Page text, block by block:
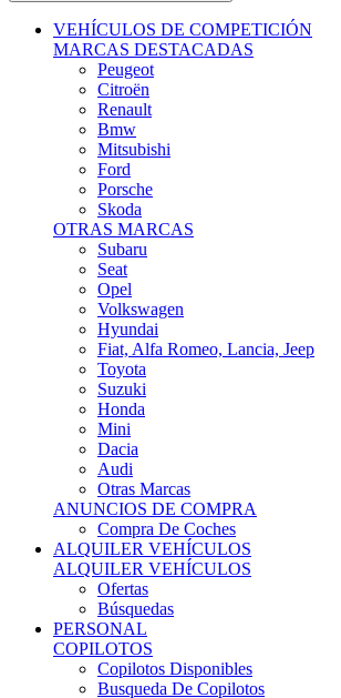
VEHÍCULOS DE COMPETICIÓN
MARCAS DESTACADAS
Peugeot
Citroën
Renault
Bmw
Mitsubishi
Ford
Porsche
Skoda
OTRAS MARCAS
Subaru
Seat
Opel
Volkswagen
Hyundai
Fiat, Alfa Romeo, Lancia, Jeep
Toyota
Suzuki
Honda
Mini
Dacia
Audi
Otras Marcas
ANUNCIOS DE COMPRA
Compra De Coches
ALQUILER VEHÍCULOS
ALQUILER VEHÍCULOS
Ofertas
Búsquedas
PERSONAL
COPILOTOS
Copilotos Disponibles
Busqueda De Copilotos